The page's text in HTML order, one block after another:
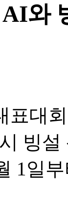
와
표대
빙
1일